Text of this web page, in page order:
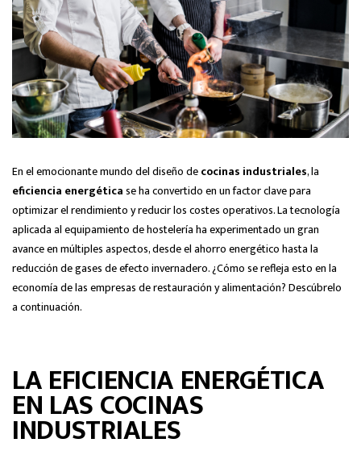
En el emocionante mundo del diseño decocinas industriales, la
eficiencia energéticase ha convertido en un factor clave para
optimizar el rendimiento y reducir los costes operativos. La tecnología
aplicada al equipamiento de hostelería ha experimentado un gran
avance en múltiples aspectos, desde el ahorro energético hasta la
reducción de gases de efecto invernadero. ¿Cómo se refleja esto en la
economía de las empresas de restauración y alimentación? Descúbrelo
a continuación.
LA EFICIENCIA ENERGÉTICA
EN LAS COCINAS
INDUSTRIALES